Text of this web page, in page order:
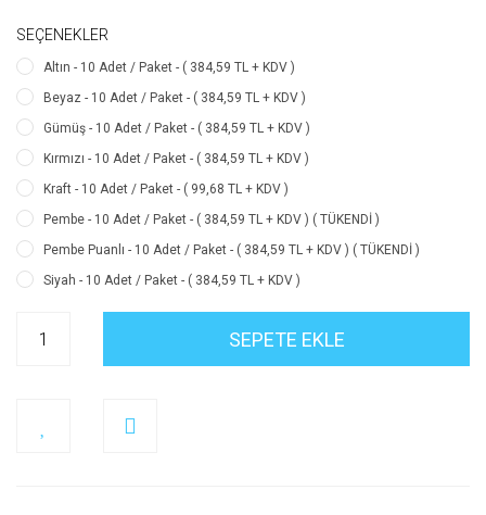
SEÇENEKLER
Altın - 10 Adet / Paket - ( 384,59 TL + KDV )
Beyaz - 10 Adet / Paket - ( 384,59 TL + KDV )
Gümüş - 10 Adet / Paket - ( 384,59 TL + KDV )
Kırmızı - 10 Adet / Paket - ( 384,59 TL + KDV )
Kraft - 10 Adet / Paket - ( 99,68 TL + KDV )
Pembe - 10 Adet / Paket - ( 384,59 TL + KDV ) ( TÜKENDİ )
Pembe Puanlı - 10 Adet / Paket - ( 384,59 TL + KDV ) ( TÜKENDİ )
Siyah - 10 Adet / Paket - ( 384,59 TL + KDV )
SEPETE EKLE